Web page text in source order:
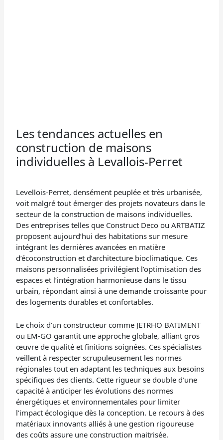
Les tendances actuelles en
construction de maisons
individuelles à Levallois-Perret
Levellois-Perret, densément peuplée et très urbanisée,
voit malgré tout émerger des projets novateurs dans le
secteur de la construction de maisons individuelles.
Des entreprises telles que Construct Deco ou ARTBATIZ
proposent aujourd’hui des habitations sur mesure
intégrant les dernières avancées en matière
d’écoconstruction et d’architecture bioclimatique. Ces
maisons personnalisées privilégient l’optimisation des
espaces et l’intégration harmonieuse dans le tissu
urbain, répondant ainsi à une demande croissante pour
des logements durables et confortables.
Le choix d’un constructeur comme JETRHO BATIMENT
ou EM-GO garantit une approche globale, alliant gros
œuvre de qualité et finitions soignées. Ces spécialistes
veillent à respecter scrupuleusement les normes
régionales tout en adaptant les techniques aux besoins
spécifiques des clients. Cette rigueur se double d’une
capacité à anticiper les évolutions des normes
énergétiques et environnementales pour limiter
l’impact écologique dès la conception. Le recours à des
matériaux innovants alliés à une gestion rigoureuse
des coûts assure une construction maitrisée.